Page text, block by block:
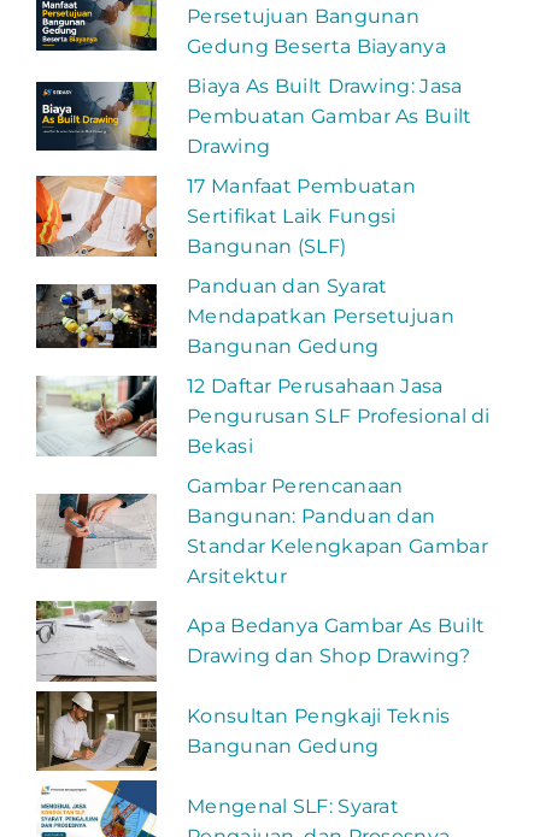
Persetujuan Bangunan
Gedung Beserta Biayanya
Biaya As Built Drawing: Jasa
Pembuatan Gambar As Built
Drawing
17 Manfaat Pembuatan
Sertifikat Laik Fungsi
Bangunan (SLF)
Panduan dan Syarat
Mendapatkan Persetujuan
Bangunan Gedung
12 Daftar Perusahaan Jasa
Pengurusan SLF Profesional di
Bekasi
Gambar Perencanaan
Bangunan: Panduan dan
Standar Kelengkapan Gambar
Arsitektur
Apa Bedanya Gambar As Built
Drawing dan Shop Drawing?
Konsultan Pengkaji Teknis
Bangunan Gedung
Mengenal SLF: Syarat